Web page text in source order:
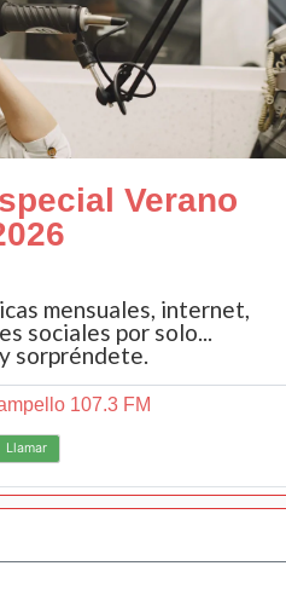
Verano
mensuales, internet,
sociales por solo...
sorpréndete.
107.3 FM
Llamar